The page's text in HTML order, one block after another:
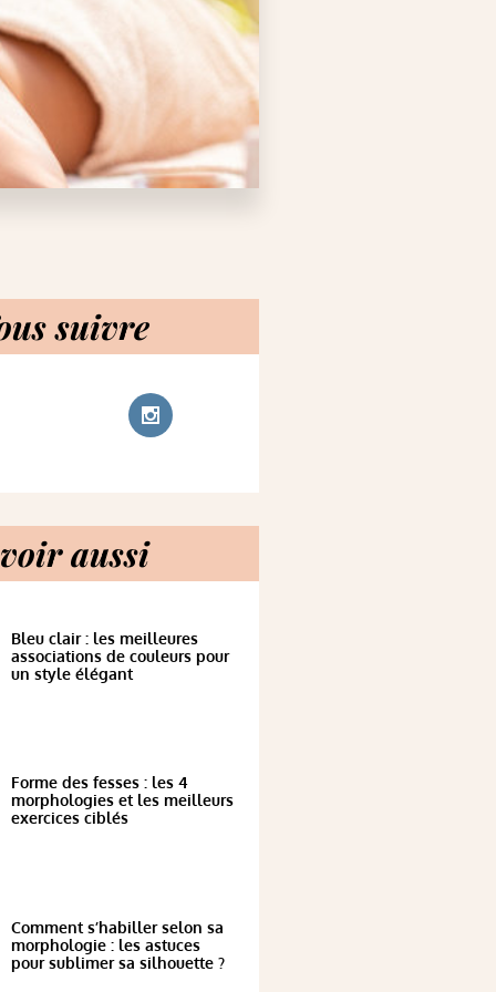
suivre
aussi
Bleu clair : les meilleures
associations de couleurs pour
un style élégant
Forme des fesses : les 4
morphologies et les meilleurs
exercices ciblés
Comment s’habiller selon sa
morphologie : les astuces
pour sublimer sa silhouette ?